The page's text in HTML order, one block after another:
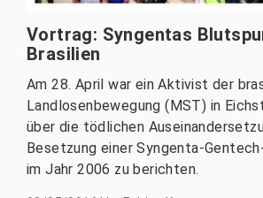
Vortrag: Syngentas
Brasilien
Am 28. April war ein Aktivist der
Landlosenbewegung (MST) in
über die tödlichen
Besetzung einer Syngenta-
im Jahr 2006 zu berichten.